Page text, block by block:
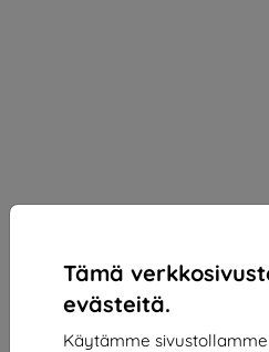
Tämä
evästeitä.
Käytämme